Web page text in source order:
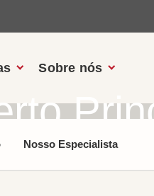
Sobre nós
Nosso Especialista